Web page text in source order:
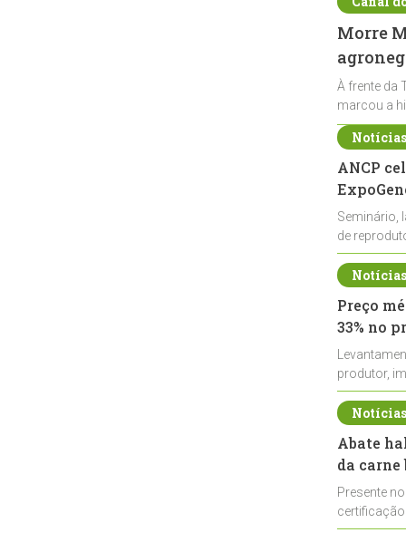
Morre
À frente da
marcou a
ANCP
Seminário,
de
durante a
Preço
33% no
produtor,
de leite cru
Abate
da
Presente